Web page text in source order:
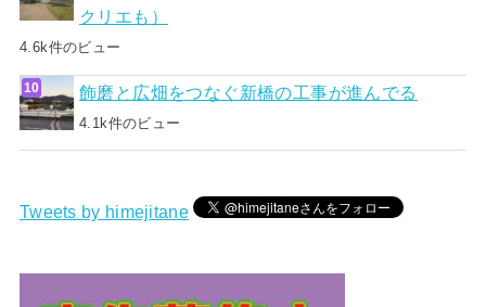
クリエも）
4.6k件のビュー
飾磨と広畑をつなぐ新橋の工事が進んでる
4.1k件のビュー
Tweets by himejitane